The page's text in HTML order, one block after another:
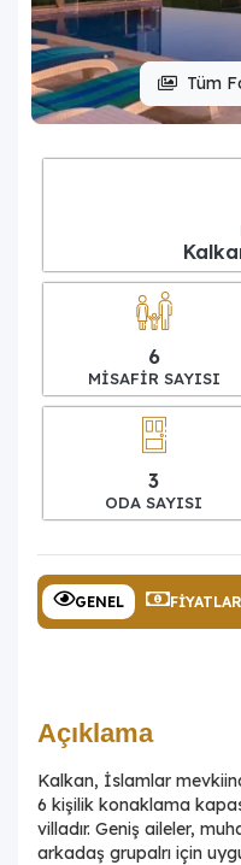
Tüm
6
MISAFIR SAYISI
3
ODA SAYISI
GENEL FIYATLAR
Açıklama
Kalkan, İslamlar
6 kişilik konaklama
villadır. Geniş aileler,
arkadaş grupalrı için